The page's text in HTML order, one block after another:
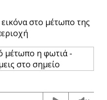
εικόνα στο μέτωπο της